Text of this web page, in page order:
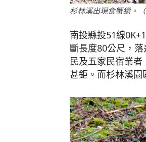
杉林溪出現食蟹獴。
南投縣投51線
斷長度80公尺，
民及五家民宿業
甚鉅。而杉林溪園